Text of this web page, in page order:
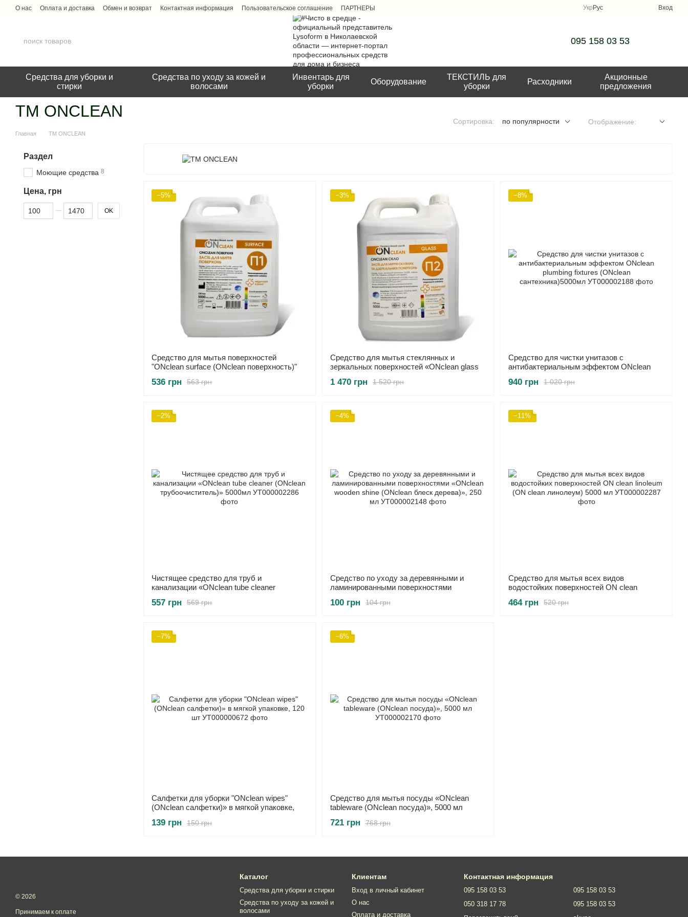
Перейти к основному контенту
О нас Оплата и доставка Обмен и возврат Контактная информация Пользовательское соглашение ПАРТНЕРЫ Укр Рус Вход
095 158 03 53
Средства для уборки и
стирки
Средства по уходу за кожей и
волосами
Инвентарь для
уборки
Оборудование
ТЕКСТИЛЬ для
уборки
Расходники
Акционные
предложения
ТМ ONCLEAN
Главная ТМ ONCLEAN
Сортировка: по популярности Отображение:
−5%
Средство для мытья поверхностей
"ONсlean surface (ONсlean поверхность)"
563 грн
536 грн
−3%
Средство для мытья стеклянных и
зеркальных поверхностей «ONсlean glass
1 520 грн
1 470 грн
−8%
Средство для чистки унитазов с
антибактериальным эффектом ONсlean
сантехника)5000мл
1 020 грн
940 грн
−2%
Чистящее средство для труб и
канализации «ONсlean tube cleaner
569 грн
557 грн
−4%
Средство по уходу за деревянными и
ламинированными поверхностями
дерева)», 250 мл
104 грн
100 грн
−11%
Средство для мытья всех видов
водостойких поверхностей ON clean
520 грн
464 грн
−7%
Салфетки для уборки "ONclean wipes"
(ONclean салфетки)» в мягкой упаковке,
150 грн
139 грн
−6%
Средство для мытья посуды «ONclean
tableware (ONclean посуда)», 5000 мл
768 грн
721 грн
Раздел
Моющие средства 8
Цена, грн
От Цена, грн
До Цена, грн OK
© 2026
Принимаем к оплате
Каталог
Средства для уборки и стирки
Средства по уходу за кожей и
волосами
Клиентам
Вход в личный кабинет
О нас
Оплата и доставка
Контактная информация
095 158 03 53
050 318 17 78
095 158 03 53
095 158 03 53